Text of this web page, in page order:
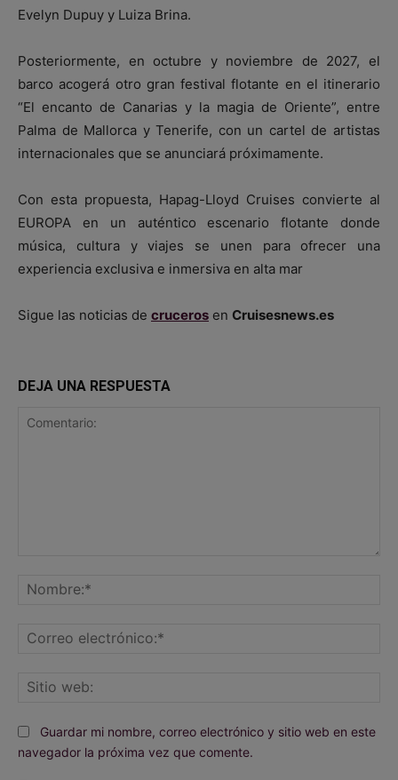
Evelyn Dupuy y Luiza Brina.
Posteriormente, en octubre y noviembre de 2027, el
barco acogerá otro gran festival flotante en el itinerario
“El encanto de Canarias y la magia de Oriente”, entre
Palma de Mallorca y Tenerife, con un cartel de artistas
internacionales que se anunciará próximamente.
Con esta propuesta, Hapag-Lloyd Cruises convierte al
EUROPA en un auténtico escenario flotante donde
música, cultura y viajes se unen para ofrecer una
experiencia exclusiva e inmersiva en alta mar
Sigue las noticias de cruceros en Cruisesnews.es
DEJA UNA RESPUESTA
Guardar mi nombre, correo electrónico y sitio web en este
navegador la próxima vez que comente.